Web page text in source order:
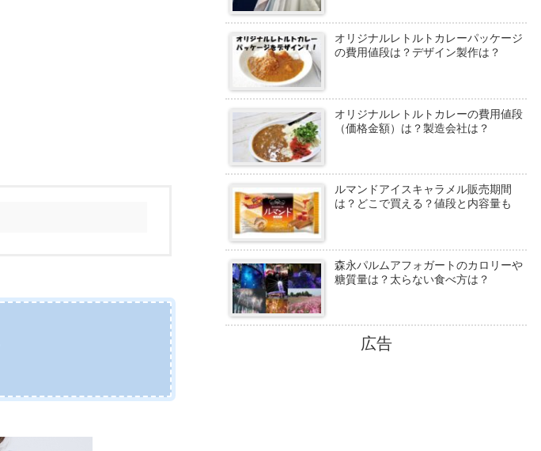
オリジナルレトルトカレーパッケージ
の費用値段は？デザイン製作は？
オリジナルレトルトカレーの費用値段
（価格金額）は？製造会社は？
ルマンドアイスキャラメル販売期間
は？どこで買える？値段と内容量も
森永パルムアフォガートのカロリーや
糖質量は？太らない食べ方は？
広告